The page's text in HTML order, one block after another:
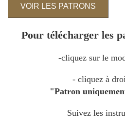
VOIR LES PATRONS
Pour télécharger les
-cliquez sur le
- cliquez à
"Patron
Suivez les